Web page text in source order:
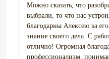
Можно сказать, что
выбрали, то что нас
благодарны Алексею за
знание своего дела. С
отлично! Огромная
профессионализм,